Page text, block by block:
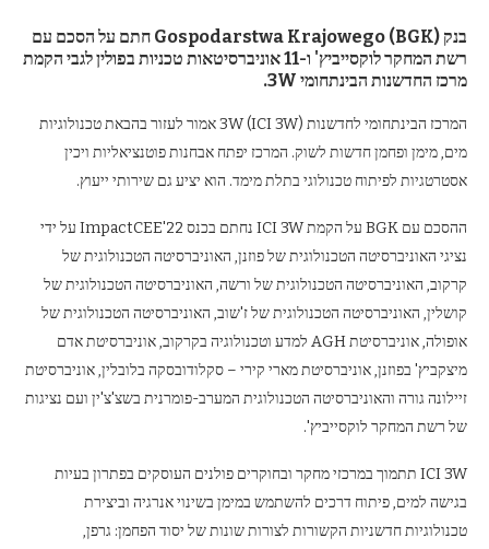
בנק (BGK
) חתם על הסכם עם
רשת המחקר לוקסייביץ' ו-11 אוניברסיטאות טכניות בפולין לגבי הקמת
מרכז החדשנות הבינתחומי 3W
.
המרכז הבינתחומי לחדשנות 3W (ICI 3W) אמור לעזור בהבאת טכנולוגיות
מים, מימן ופחמן חדשות לשוק. המרכז יפתח אבחנות פוטנציאליות ויכין
אסטרטגיות לפיתוח טכנולוגי בתלת מימד. הוא יציע גם שירותי ייעוץ.
ההסכם עם BGK על הקמת ICI 3W נחתם בכנס ImpactCEE'22 על ידי
נציגי האוניברסיטה הטכנולוגית של פוזנן, האוניברסיטה הטכנולוגית של
קרקוב, האוניברסיטה הטכנולוגית של ורשה, האוניברסיטה הטכנולוגית של
קושלין, האוניברסיטה הטכנולוגית של ז'שוב, האוניברסיטה הטכנולוגית של
אופולה, אוניברסיטת AGH למדע וטכנולוגיה בקרקוב, אוניברסיטת אדם
מיצקביץ' בפוזנן, אוניברסיטת מארי קירי – סקלודובסקה בלובלין, אוניברסיטת
זיילונה גורה והאוניברסיטה הטכנולוגית המערב-פומרנית בשצ'צ'ין ועם נציגות
של רשת המחקר לוקסייביץ'.
ICI 3W תתמוך במרכזי מחקר ובחוקרים פולנים העוסקים בפתרון בעיות
בגישה למים, פיתוח דרכים להשתמש במימן בשינוי אנרגיה וביצירת
טכנולוגיות חדשניות הקשורות לצורות שונות של יסוד הפחמן: גרפן,